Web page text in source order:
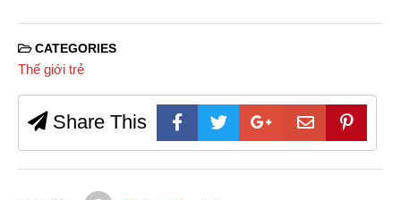
CATEGORIES
Thế giới trẻ
Share This